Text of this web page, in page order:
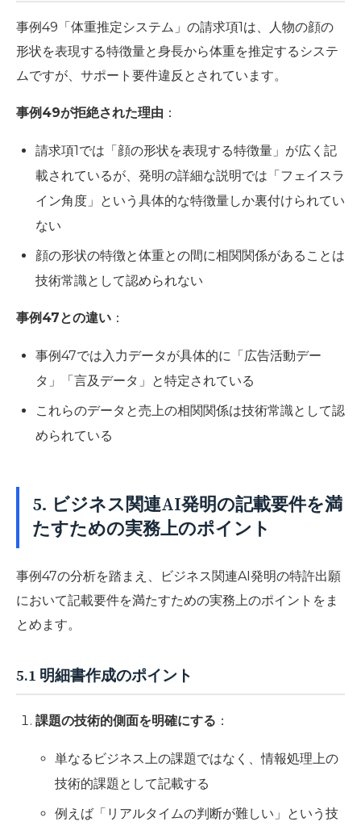
事例49「体重推定システム」の請求項1は、人物の顔の
形状を表現する特徴量と身長から体重を推定するシステ
ムですが、サポート要件違反とされています。
事例49が拒絶された理由 ：
請求項1では「顔の形状を表現する特徴量」が広く記
載されているが、発明の詳細な説明では「フェイスラ
イン角度」という具体的な特徴量しか裏付けられてい
ない
顔の形状の特徴と体重との間に相関関係があることは
技術常識として認められない
事例47との違い ：
事例47では入力データが具体的に「広告活動デー
タ」「言及データ」と特定されている
これらのデータと売上の相関関係は技術常識として認
められている
5. ビジネス関連AI発明の記載要件を満
たすための実務上のポイント
事例47の分析を踏まえ、ビジネス関連AI発明の特許出願
において記載要件を満たすための実務上のポイントをま
とめます。
5.1 明細書作成のポイント
課題の技術的側面を明確にする ：
単なるビジネス上の課題ではなく、情報処理上の
技術的課題として記載する
例えば「リアルタイムの判断が難しい」という技